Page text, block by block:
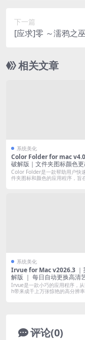
下一篇
[应求]零 ～濡鸦之
｜中文移植版｜预
Mod
相关文章
系统美化
Color Folder for mac
破解版｜文件夹图标颜色更
Color Folder是一款帮助用户快
件夹图标和颜色的应用程序，旨
系统美化
Irvue for Mac v2026.3 ｜英文破
解版 ｜ 每日自动更换高清
Irvue是一款小巧的应用程序，
h带来成千上万张惊艳的高分辨
评论(0)